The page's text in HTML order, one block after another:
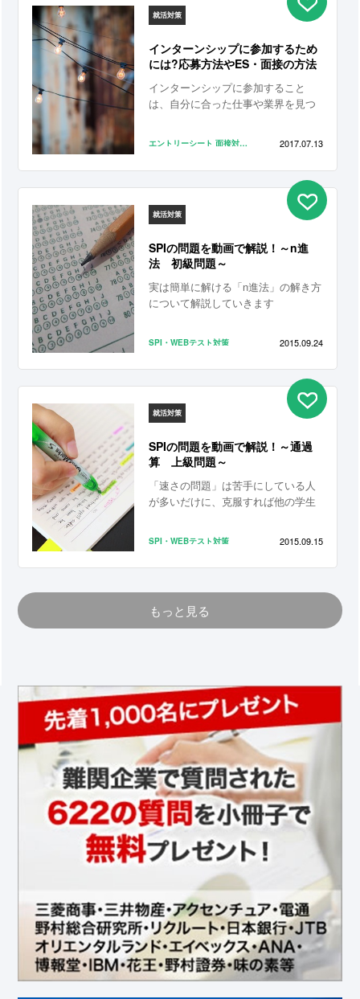
就活対策
インターンシップに参加するため
には?応募方法やES・面接の方法
インターンシップに参加すること
は、自分に合った仕事や業界を見つ
しかし、人気のある企業や業界であ
るほど応募者が多く倍率が高いもの
です。 ここでは、ほかのライバルに
差をつけて試験を突破するためのポ
イントを見ていきます。エントリー
シート（ES）や履歴書の書き方、面
えて、希望するインターンシップに
参加してみましょう。 しっかりと準
備を整えて、意欲と熱意をもって臨
んでください。
エントリーシート 面接対策 インターンシップ
2017.07.13
就活対策
SPIの問題を動画で解説！～n進
法 初級問題～
実は簡単に解ける「n進法」の解き方
について解説していきます
SPI・WEBテスト対策 2015.09.24
就活対策
SPIの問題を動画で解説！～通過
算 上級問題～
「速さの問題」は苦手にしている人
が多いだけに、克服すれば他の学生
SPI・WEBテスト対策 2015.09.15
もっと見る